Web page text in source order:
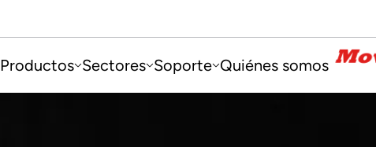
Productos Sectores Soporte Quiénes somos